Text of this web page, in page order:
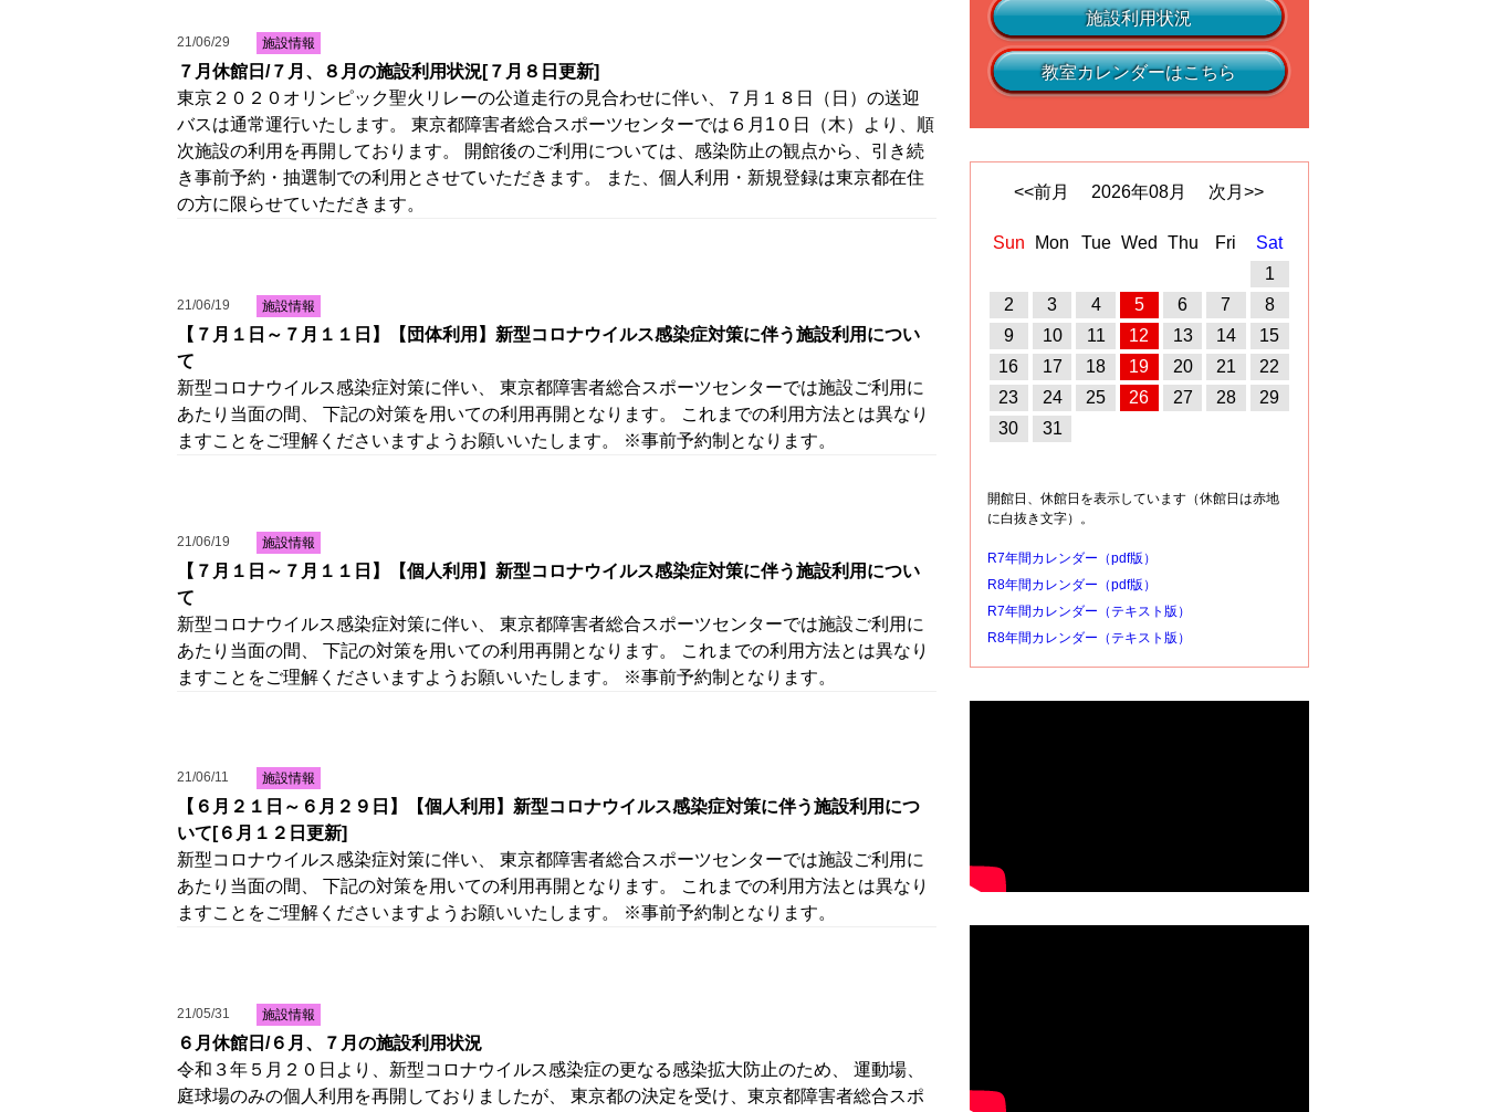
21/06/29 施設情報
７月休館日/７月、８月の施設利用状況[７月８日更新]
東京２０２０オリンピック聖火リレーの公道走行の見合わせに伴い、７月１８日（日）の送迎
バスは通常運行いたします。 東京都障害者総合スポーツセンターでは６月1０日（木）より、順
次施設の利用を再開しております。 開館後のご利用については、感染防止の観点から、引き続
き事前予約・抽選制での利用とさせていただきます。 また、個人利用・新規登録は東京都在住
の方に限らせていただきます。
21/06/19 施設情報
【７月１日～７月１１日】【団体利用】新型コロナウイルス感染症対策に伴う施設利用につい
て
新型コロナウイルス感染症対策に伴い、 東京都障害者総合スポーツセンターでは施設ご利用に
あたり当面の間、 下記の対策を用いての利用再開となります。 これまでの利用方法とは異なり
ますことをご理解くださいますようお願いいたします。 ※事前予約制となります。
21/06/19 施設情報
【７月１日～７月１１日】【個人利用】新型コロナウイルス感染症対策に伴う施設利用につい
て
新型コロナウイルス感染症対策に伴い、 東京都障害者総合スポーツセンターでは施設ご利用に
あたり当面の間、 下記の対策を用いての利用再開となります。 これまでの利用方法とは異なり
ますことをご理解くださいますようお願いいたします。 ※事前予約制となります。
21/06/11 施設情報
【６月２１日～６月２９日】【個人利用】新型コロナウイルス感染症対策に伴う施設利用につ
いて[６月１２日更新]
新型コロナウイルス感染症対策に伴い、 東京都障害者総合スポーツセンターでは施設ご利用に
あたり当面の間、 下記の対策を用いての利用再開となります。 これまでの利用方法とは異なり
ますことをご理解くださいますようお願いいたします。 ※事前予約制となります。
21/05/31 施設情報
６月休館日/６月、７月の施設利用状況
令和３年５月２０日より、新型コロナウイルス感染症の更なる感染拡大防止のため、 運動場、
庭球場のみの個人利用を再開しておりましたが、 東京都の決定を受け、東京都障害者総合スポ
施設利用状況
教室カレンダーはこちら
<<前月 2026年08月 次月>>
Sun Mon Tue Wed Thu Fri
Sat
1
2
3 4 5 6 7
8
9
10 11 12 13 14
15
16
17 18 19 20 21
22
23
24 25 26 27 28
29
30
31
開館日、休館日を表示しています（休館日は赤地
に白抜き文字）。
R7年間カレンダー（pdf版）
R8年間カレンダー（pdf版）
R7年間カレンダー（テキスト版）
R8年間カレンダー（テキスト版）